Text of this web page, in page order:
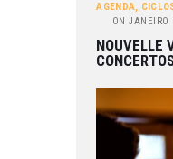
AGENDA,
ON JANEIRO
NOUVELLE